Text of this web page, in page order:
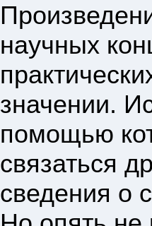
научных
значении.
помощью
связаться
сведения о